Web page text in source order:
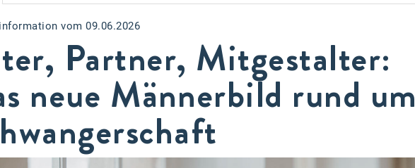
vom 09.06.2026
Partner, Mitgestalter:
neue Männerbild rund um